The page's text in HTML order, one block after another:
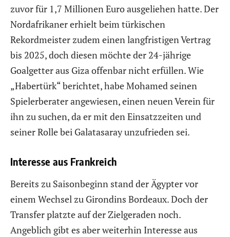
zuvor für 1,7 Millionen Euro ausgeliehen hatte. Der
Nordafrikaner erhielt beim türkischen
Rekordmeister zudem einen langfristigen Vertrag
bis 2025, doch diesen möchte der 24-jährige
Goalgetter aus Giza offenbar nicht erfüllen. Wie
„Habertürk“ berichtet, habe Mohamed seinen
Spielerberater angewiesen, einen neuen Verein für
ihn zu suchen, da er mit den Einsatzzeiten und
seiner Rolle bei Galatasaray unzufrieden sei.
Interesse aus Frankreich
Bereits zu Saisonbeginn stand der Ägypter vor
einem Wechsel zu Girondins Bordeaux. Doch der
Transfer platzte auf der Zielgeraden noch.
Angeblich gibt es aber weiterhin Interesse aus